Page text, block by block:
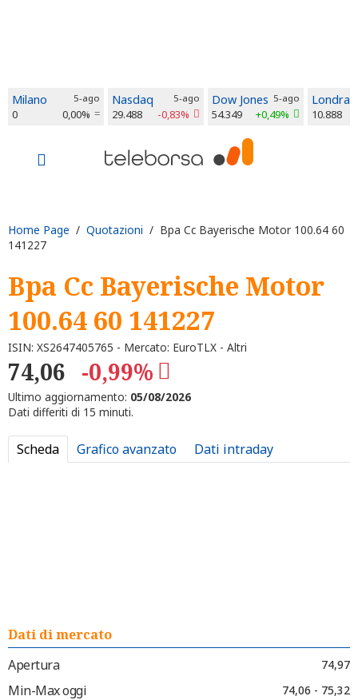
Milano 5-ago
0 0,00%
Nasdaq 5-ago
29.488 -0,83%
Dow Jones 5-ago
54.349 +0,49%
Londra
10.888
Home Page / Quotazioni / Bpa Cc Bayerische Motor 100.64 60
141227
Bpa Cc Bayerische Motor
100.64 60 141227
ISIN: XS2647405765 - Mercato: EuroTLX - Altri
74,06 -0,99%
Ultimo aggiornamento: 05/08/2026
Dati differiti di 15 minuti.
Scheda Grafico avanzato Dati intraday
Dati di mercato
Apertura
74,97
Min-Max oggi 74,06 - 75,32